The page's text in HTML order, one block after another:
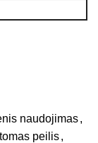
naudojimas,
peilis,